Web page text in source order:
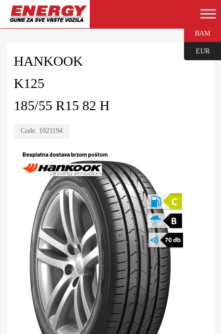
HANKOOK
K125
185/55 R15 82 H
Code: 1021194
BAM
EUR